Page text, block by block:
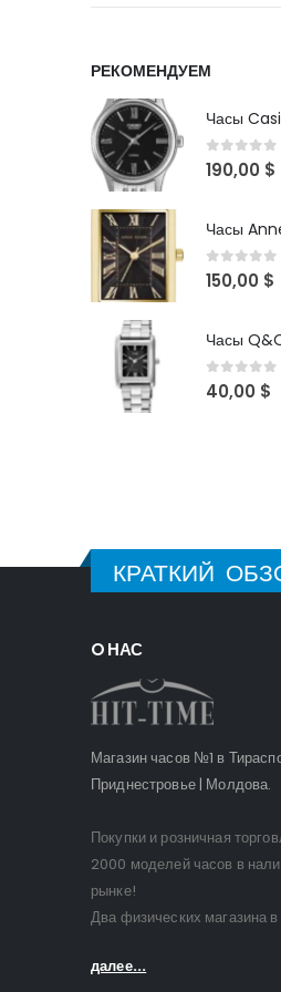
РЕКОМЕНДУЕМ
Часы
0out of
190,00 $
0out of
150,00 $
Часы
0 out of
40,00 $
КРАТКИЙ
O НАС
Магазин часов №1 в
Приднестровье | Молдова.
Покупки и розничная
2000 моделей часов в
рынке!
Два физических магазина
далее...